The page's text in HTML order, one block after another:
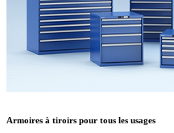
Armoires à tiroirs pour tous les usages